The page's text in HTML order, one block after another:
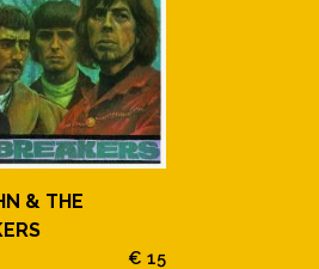
& THE
€ 15